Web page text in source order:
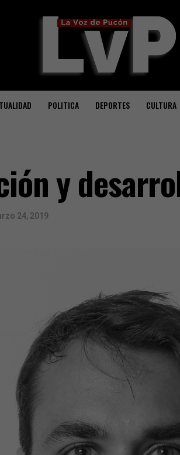
POLITICA DEPORTES CULTURA
y
24, 2019